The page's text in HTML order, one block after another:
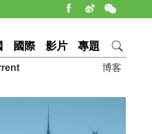
國際 影片 專題
博客